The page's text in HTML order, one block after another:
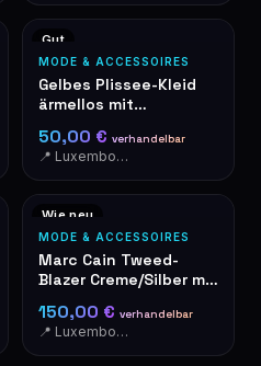
Gut
MODE & ACCESSOIRES
Gelbes Plissee-Kleid
ärmellos mit
50,00 € verhandelbar
📍 Luxembourg-Cents
Wie neu
MODE & ACCESSOIRES
Marc Cain Tweed-
Blazer Creme/Silber mit
150,00 € verhandelbar
📍 Luxembourg-Cents